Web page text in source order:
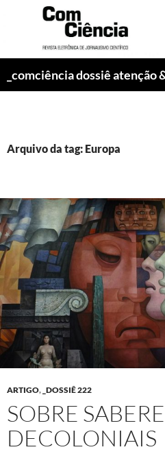
_comciência dossiê atenção
Arquivo da tag: Europa
ARTIGO, _DOSSIÊ 222
SOBRE
DECOLONIAIS